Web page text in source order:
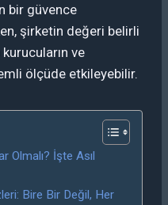
bir güvence
şirketin değeri belirli
ve
ölçüde etkileyebilir.
Olmalı? İşte Asıl
Bire Bir Değil, Her